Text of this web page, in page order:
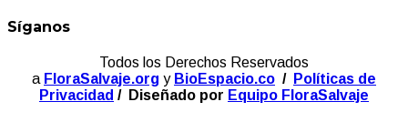
Síganos
Todos los Derechos Reservados
a FloraSalvaje.org y BioEspacio.co / Políticas de
Privacidad / Diseñado por Equipo FloraSalvaje